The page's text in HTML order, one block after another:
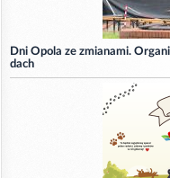
Dni Opola ze zmianami.
dach